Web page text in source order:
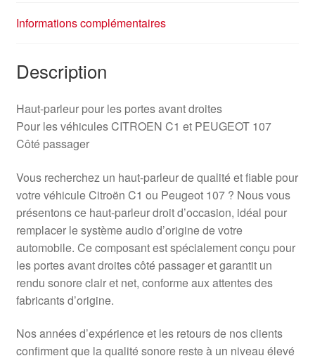
Informations complémentaires
Description
Haut-parleur pour les portes avant droites
Pour les véhicules CITROEN C1 et PEUGEOT 107
Côté passager
Vous recherchez un haut-parleur de qualité et fiable pour
votre véhicule Citroën C1 ou Peugeot 107 ? Nous vous
présentons ce haut-parleur droit d’occasion, idéal pour
remplacer le système audio d’origine de votre
automobile. Ce composant est spécialement conçu pour
les portes avant droites côté passager et garantit un
rendu sonore clair et net, conforme aux attentes des
fabricants d’origine.
Nos années d’expérience et les retours de nos clients
confirment que la qualité sonore reste à un niveau élevé